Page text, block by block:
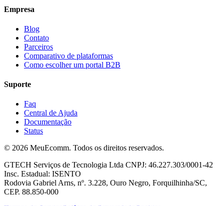
Empresa
Blog
Contato
Parceiros
Comparativo de plataformas
Como escolher um portal B2B
Suporte
Faq
Central de Ajuda
Documentação
Status
© 2026 MeuEcomm. Todos os direitos reservados.
GTECH Serviços de Tecnologia Ltda CNPJ: 46.227.303/0001-42
Insc. Estadual: ISENTO
Rodovia Gabriel Arns, nº. 3.228, Ouro Negro, Forquilhinha/SC,
CEP. 88.850-000